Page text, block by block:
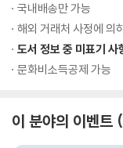
국내배송만 가능
해외 거래처 사정에 의
도서 정보 중 미표기 사
문화비소득공제 가능
이 분야의 이벤트